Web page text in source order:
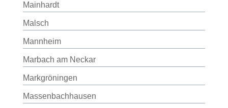
Mainhardt
Malsch
Mannheim
Marbach am Neckar
Markgröningen
Massenbachhausen